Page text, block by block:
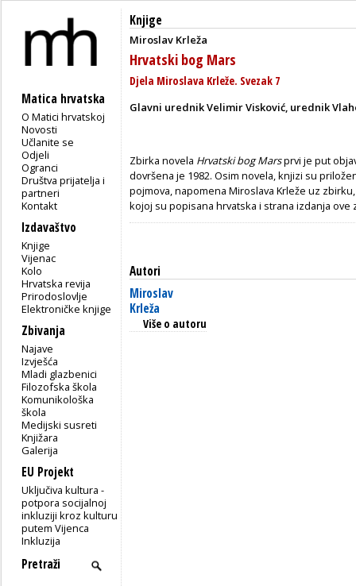
Matica hrvatska
O Matici hrvatskoj
Novosti
Učlanite se
Odjeli
Ogranci
Društva prijatelja i
partneri
Kontakt
Izdavaštvo
Knjige
Vijenac
Kolo
Hrvatska revija
Prirodoslovlje
Elektroničke knjige
Zbivanja
Najave
Izvješća
Mladi glazbenici
Filozofska škola
Komunikološka
škola
Medijski susreti
Knjižara
Galerija
EU Projekt
Uključiva kultura -
potpora socijalnoj
inkluziji kroz kulturu
putem Vijenca
Inkluzija
Knjige
Miroslav Krleža
Hrvatski bog Mars
Djela Miroslava Krleže. Svezak 7
Glavni urednik Velimir Visković, urednik
Zbirka novela Hrvatski bog Marsprvi je put
dovršena je 1982. Osim novela, knjizi su
pojmova, napomena Miroslava Krleže uz
kojoj su popisana hrvatska i strana izdanja ove
Autori
Miroslav
Krleža
Više o autoru